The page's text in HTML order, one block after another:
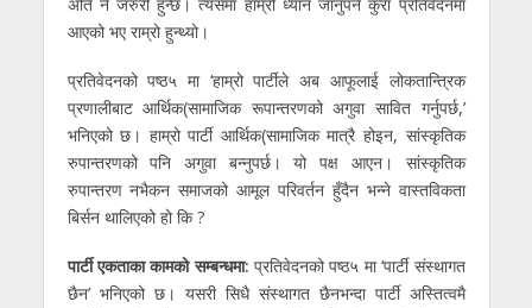
आएको भए राम्रो हुन्थ्यो।
प्रतिवेदनको पष्ठ५ मा ‘हाम्रो पार्टीले अब आफूलाई लोकतान्त्रिक
प्रणालीबाट आर्थिक(सामाजिक रूपान्तरणको अगुवा सावित गर्नुपर्छ,’
भनिएको छ। हाम्रो पार्टी आर्थिक(सामाजिक मात्रै होइन, सांस्कृतिक
रुपान्तरणको पनि अगुवा बन्नुपर्छ। यो पक्ष आएन। सांस्कृतिक
रुपान्तरण नभैकन समाजको आमूल परिवर्तन हुँदैन भन्ने वास्तविकता
बिर्सन थालिएको हो कि ?
पार्टी एकताका कामको सम्बन्धमा: प्रतिवेदनको पष्ठ५ मा ‘पार्टी संस्थागत
छैन’ भनिएको छ। यसरी सिधै संस्थागत छैनभन्दा पार्टी अस्तित्वमै